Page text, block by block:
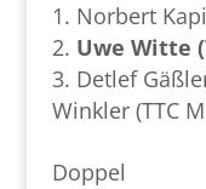
Norbert
Uwe Witte
Detlef
Winkler (TTC
Doppel